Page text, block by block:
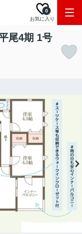
お気に入り
0
尾4期 1号